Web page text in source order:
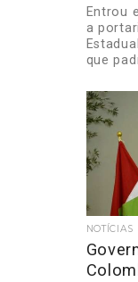
Entrou
a
que
NOTÍCIAS